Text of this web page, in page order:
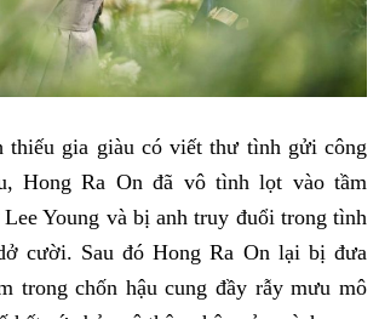
thiếu gia giàu có viết thư tình gửi công
Hong Ra On đã vô tình lọt vào tầm
Young và bị anh truy đuổi trong tình
cười. Sau đó Hong Ra On lại bị đưa
trong chốn hậu cung đầy rẫy mưu mô